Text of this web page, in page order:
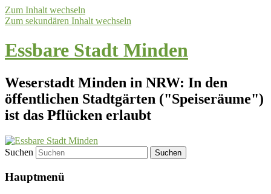
Zum Inhalt wechseln
Zum sekundären Inhalt wechseln
Essbare Stadt Minden
Weserstadt Minden in NRW: In den
öffentlichen Stadtgärten ("Speiseräume")
ist das Pflücken erlaubt
Suchen
Hauptmenü